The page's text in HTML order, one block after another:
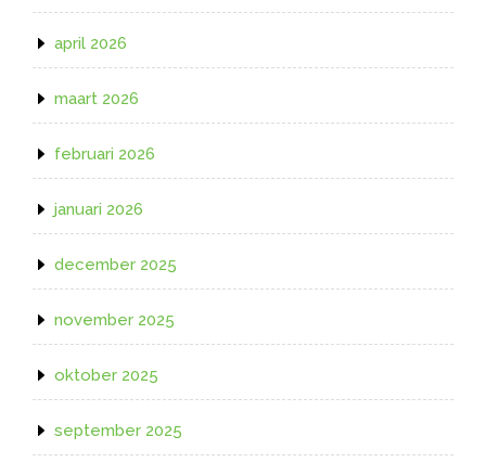
april 2026
maart 2026
februari 2026
januari 2026
december 2025
november 2025
oktober 2025
september 2025